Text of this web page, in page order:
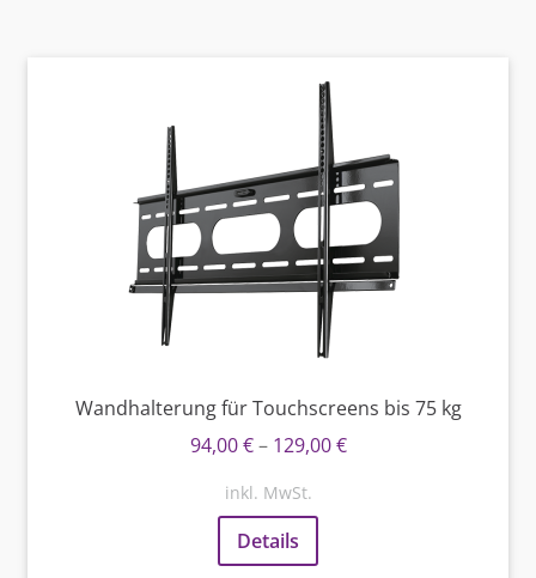
Wandhalterung für Touchscreens bis 75 kg
94,00€– 129,00€
inkl. MwSt.
Details